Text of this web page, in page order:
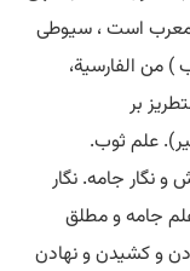
معرب است ، سیوطی
) من الفارسیة،
بر
علم ثوب.
نگار جامه. نگار
جامه و مطلق
و کشیدن و نهادن